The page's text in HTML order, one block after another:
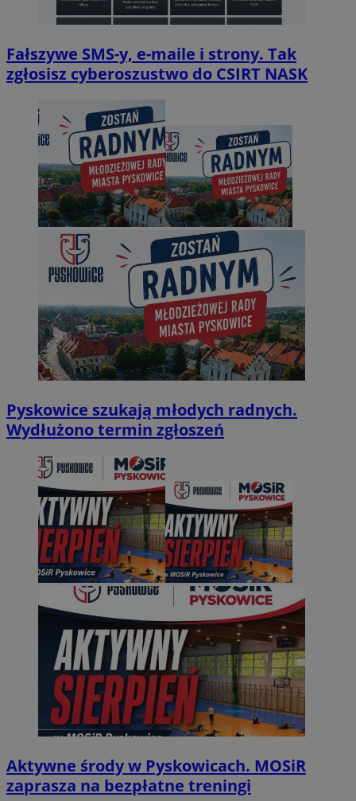
Fałszywe SMS-y, e-maile i strony. Tak
zgłosisz cyberoszustwo do CSIRT NASK
Pyskowice szukają młodych radnych.
Wydłużono termin zgłoszeń
Aktywne środy w Pyskowicach. MOSiR
zaprasza na bezpłatne treningi